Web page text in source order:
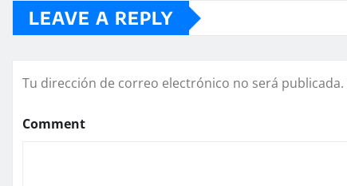
LEAVE A REPLY
Tu dirección de correo electrónico no será publicada.
Comment